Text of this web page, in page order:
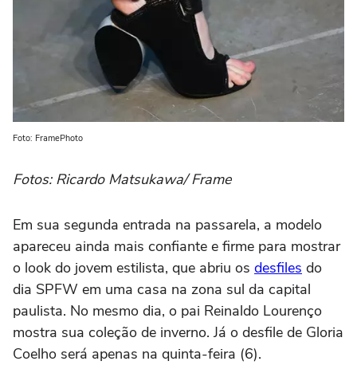
Foto: FramePhoto
Fotos: Ricardo Matsukawa/ Frame
Em sua segunda entrada na passarela, a modelo
apareceu ainda mais confiante e firme para mostrar
o look do jovem estilista, que abriu os desfiles do
dia SPFW em uma casa na zona sul da capital
paulista. No mesmo dia, o pai Reinaldo Lourenço
mostra sua coleção de inverno. Já o desfile de Gloria
Coelho será apenas na quinta-feira (6).